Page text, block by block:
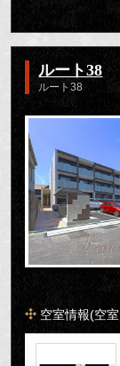
ルート38
ルート38
空室情報(空